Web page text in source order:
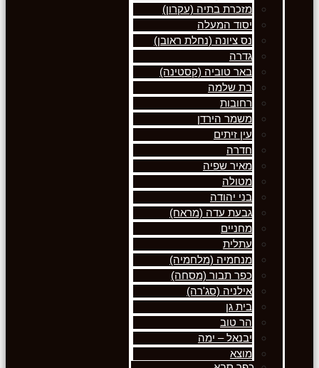
מזכרת בתיה (עקרון)
יסוד המעלה
נס ציונה (נחלת ראובן)
גדרה
באר טוביה (קסטינה)
בת שלמה
רחובות
משמר הירדן
עין זיתים
חדרה
מאיר שפיה
מטולה
בני יהודה
גבעת עדה (מראח)
מחניים
עתלית
מנחמיה (מלחמיה)
כפר תבור (מסחה)
אילניה (סג'רה)
בית גן
הר טוב
יבנאל – ימה
מוצא